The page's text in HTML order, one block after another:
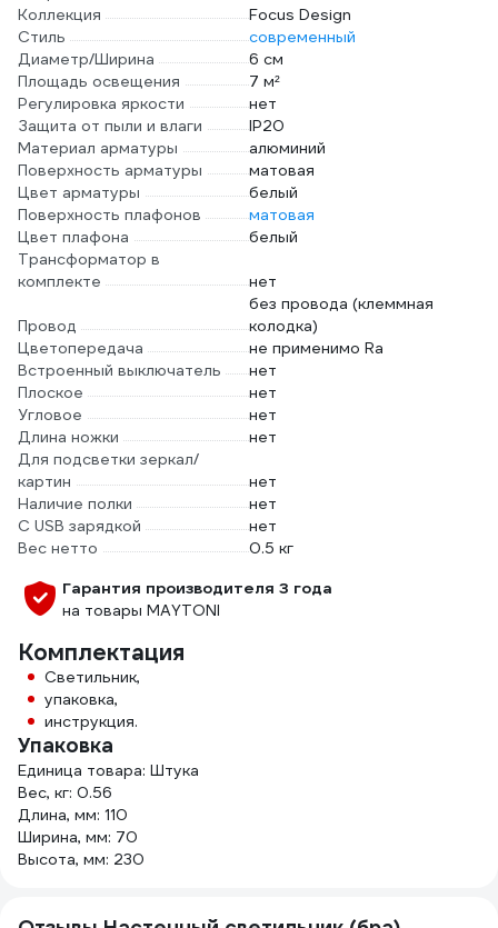
Коллекция
Focus Design
Стиль
современный
Диаметр/Ширина
6 см
Площадь освещения
7 м²
Регулировка яркости
нет
Защита от пыли и влаги
IP20
Материал арматуры
алюминий
Поверхность арматуры
матовая
Цвет арматуры
белый
Поверхность плафонов
матовая
Цвет плафона
белый
Трансформатор в
комплекте
нет
Провод
без провода (клеммная
колодка)
Цветопередача
не применимо Ra
Встроенный выключатель
нет
Плоское
нет
Угловое
нет
Длина ножки
нет
Для подсветки зеркал/
картин
нет
Наличие полки
нет
С USB зарядкой
нет
Вес нетто
0.5 кг
Гарантия производителя 3 года
на товары MAYTONI
Комплектация
Светильник,
упаковка,
инструкция.
Упаковка
Единица товара: Штука
Вес, кг: 0.56
Длина, мм: 110
Ширина, мм: 70
Высота, мм: 230